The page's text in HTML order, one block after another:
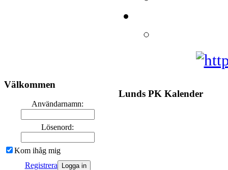
Välkommen
Användarnamn:
Lösenord:
Kom ihåg mig
Registrera
Lunds PK Kalender